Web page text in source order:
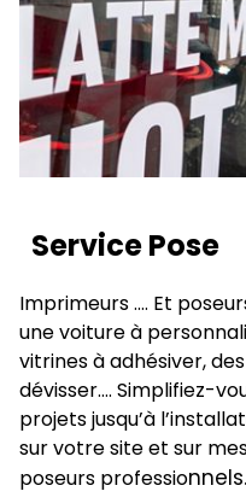
Service Pose
Imprimeurs …. Et
une voiture à
vitrines à adhésiver,
dévisser…. Simplifiez-
projets jusqu’à
sur votre site et sur
poseurs professionnels.